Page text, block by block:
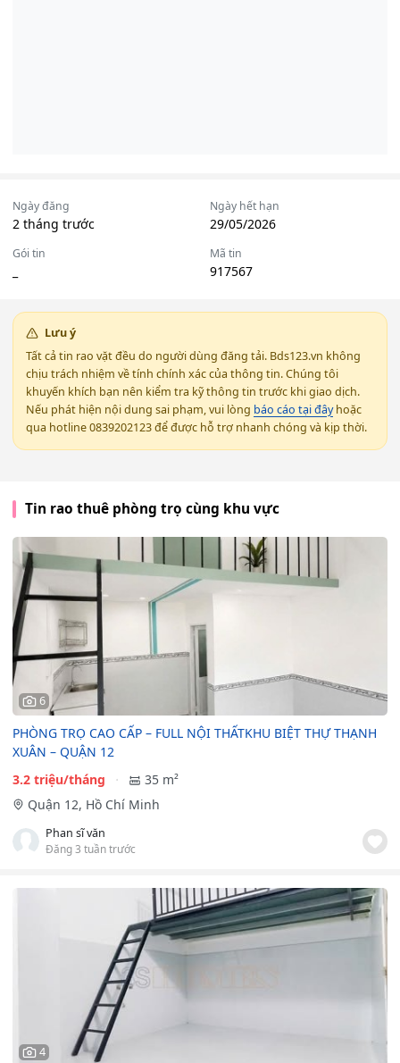
Ngày đăng
2 tháng trước
Ngày hết hạn
29/05/2026
Gói tin Mã tin
917567
Lưu ý
Tất cả tin rao vặt đều do người dùng đăng tải. Bds123.vn không
chịu trách nhiệm về tính chính xác của thông tin. Chúng tôi
khuyến khích bạn nên kiểm tra kỹ thông tin trước khi giao dịch.
Nếu phát hiện nội dung sai phạm, vui lòng báo cáo tại đâyhoặc
qua hotline 0839202123 để được hỗ trợ nhanh chóng và kịp thời.
Tin rao thuê phòng trọ cùng khu vực
6
PHÒNG TRỌ CAO CẤP – FULL NỘI THẤTKHU BIỆT THỰ THẠNH
XUÂN – QUẬN 12
3.2 triệu/tháng
35 m²
Quận 12, Hồ Chí Minh
Phan sĩ văn
Đăng 3 tuần trước
4